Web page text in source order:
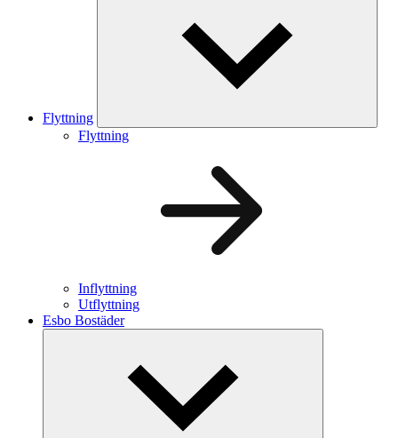
Flyttning
Flyttning
Inflyttning
Utflyttning
Esbo Bostäder